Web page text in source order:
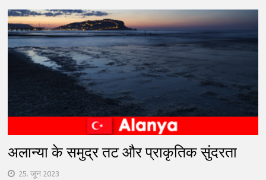
अलान्या के समुद्र तट और प्राकृतिक सुंदरता
25. जून 2023